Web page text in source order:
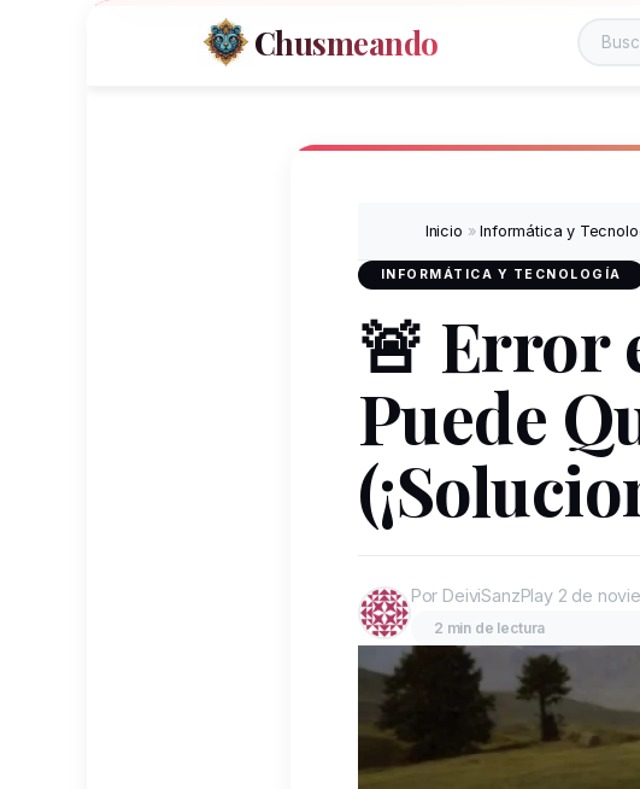
Chusmeando
Inicio »Informática y
INFORMÁTICA Y TECNOLOGÍA
🚨 Error
Puede
Por DeiviSanzPlay 2 de
2 min de lectura